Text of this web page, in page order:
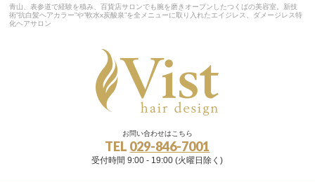
青山、表参道で経験を積み、百貨店サロンでも腕を磨きオープンしたつくばの美容室。新技
術”抗白髪ヘアカラー”や”軟水x炭酸泉”を全メニューに取り入れたエイジレス、ダメージレス特
化ヘアサロン
お問い合わせはこちら
TEL 029-846-7001
受付時間 9:00 - 19:00 (火曜日除く)